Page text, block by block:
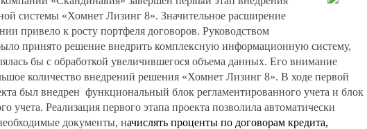
системы «Хомнет Лизинг 8». Значительное расширение
привело к росту портфеля договоров. Руководством
принято решение внедрить комплексную информационную систему,
бы с обработкой увеличившегося объема данных. Его внимание
количество внедрений решения «Хомнет Лизинг 8». В ходе первой
был внедрен функциональный блок регламентированного учета и блок
учета. Реализация первого этапа проекта позволила автоматически
документы, начислять проценты по договорам кредита,